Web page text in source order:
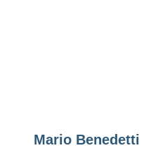
Mario Benedetti